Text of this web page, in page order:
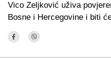
Vico Zeljković uživa
Bosne i Hercegovine i biti